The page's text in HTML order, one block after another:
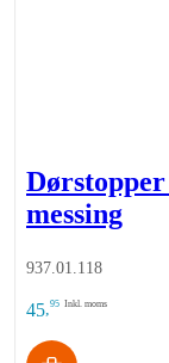
messing
937.01.118
45,95 Inkl. moms